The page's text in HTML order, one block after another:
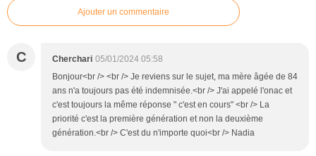
Ajouter un commentaire
C Cherchari 05/01/2024 05:58
Bonjour<br /> <br /> Je reviens sur le sujet, ma mère âgée de 84
ans n'a toujours pas été indemnisée.<br /> J'ai appelé l'onac et
c'est toujours la même réponse " c'est en cours" <br /> La
priorité c'est la première génération et non la deuxième
génération.<br /> C'est du n'importe quoi<br /> Nadia